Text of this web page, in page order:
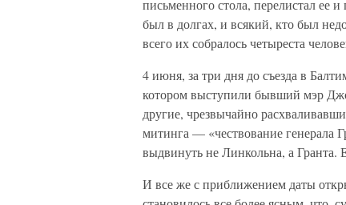
письменного стола, перелистал ее
был в долгах, и всякий, кто был
всего их собралось четыреста
4 июня, за три дня до съезда в
котором выступили бывший мэр
другие, чрезвычайно
митинга — «чествование генерала
выдвинуть не Линкольна, а Гранта.
И все же с приближением даты